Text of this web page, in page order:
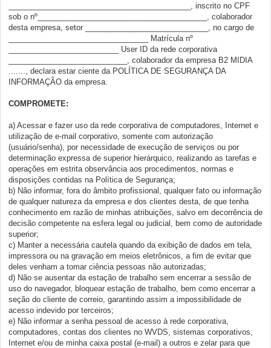
___________________________________________, inscrito no CPF
sob o nº________________________________________, colaborador
desta empresa, setor _____________________________, no cargo de
_________________________________ Matrícula nº
__________________________ User ID da rede corporativa
____________________________, colaborador da empresa B2 MIDIA
......., declara estar ciente da POLÍTICA DE SEGURANÇA DA
INFORMAÇÃO da empresa.
COMPROMETE:
a) Acessar e fazer uso da rede corporativa de computadores, Internet e
utilização de e-mail corporativo, somente com autorização
(usuário/senha), por necessidade de execução de serviços ou por
determinação expressa de superior hierárquico, realizando as tarefas e
operações em estrita observância aos procedimentos, normas e
disposições contidas na Política de Segurança;
b) Não informar, fora do âmbito profissional, qualquer fato ou informação
de qualquer natureza da empresa e dos clientes desta, de que tenha
conhecimento em razão de minhas atribuições, salvo em decorrência de
decisão competente na esfera legal ou judicial, bem como de autoridade
superior;
c) Manter a necessária cautela quando da exibição de dados em tela,
impressora ou na gravação em meios eletrônicos, a fim de evitar que
deles venham a tomar ciência pessoas não autorizadas;
d) Não se ausentar da estação de trabalho sem encerrar a sessão de
uso do navegador, bloquear estação de trabalho, bem como encerrar a
seção do cliente de correio, garantindo assim a impossibilidade de
acesso indevido por terceiros;
e) Não informar a senha pessoal de acesso à rede corporativa,
computadores, contas dos clientes no WVDS, sistemas corporativos,
Internet e/ou de minha caixa postal (e-mail) a outros e zelar para que